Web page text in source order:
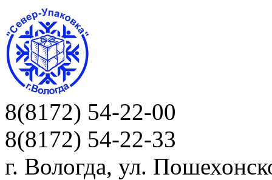
8(8172) 54-22-00
8(8172) 54-22-33
г. Вологда, ул.